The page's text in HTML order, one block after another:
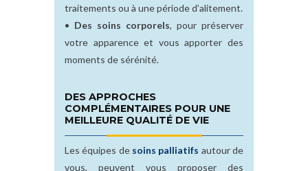
traitements ou à une période d’alitement.
• Des soins corporels, pour préserver
votre apparence et vous apporter des
moments de sérénité.
DES APPROCHES
COMPLÉMENTAIRES POUR UNE
MEILLEURE QUALITÉ DE VIE
Les équipes de soins palliatifs autour de
vous, peuvent vous proposer des